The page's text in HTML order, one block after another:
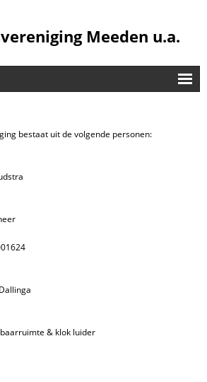
Meeden u.a.
bestaat uit de volgende personen:
& klok luider